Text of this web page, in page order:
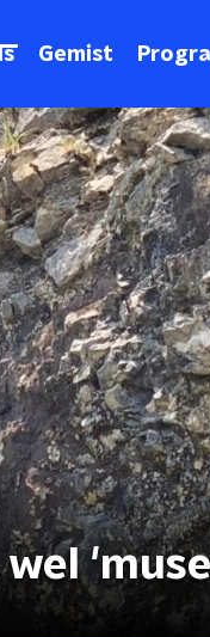
Gemist
wel